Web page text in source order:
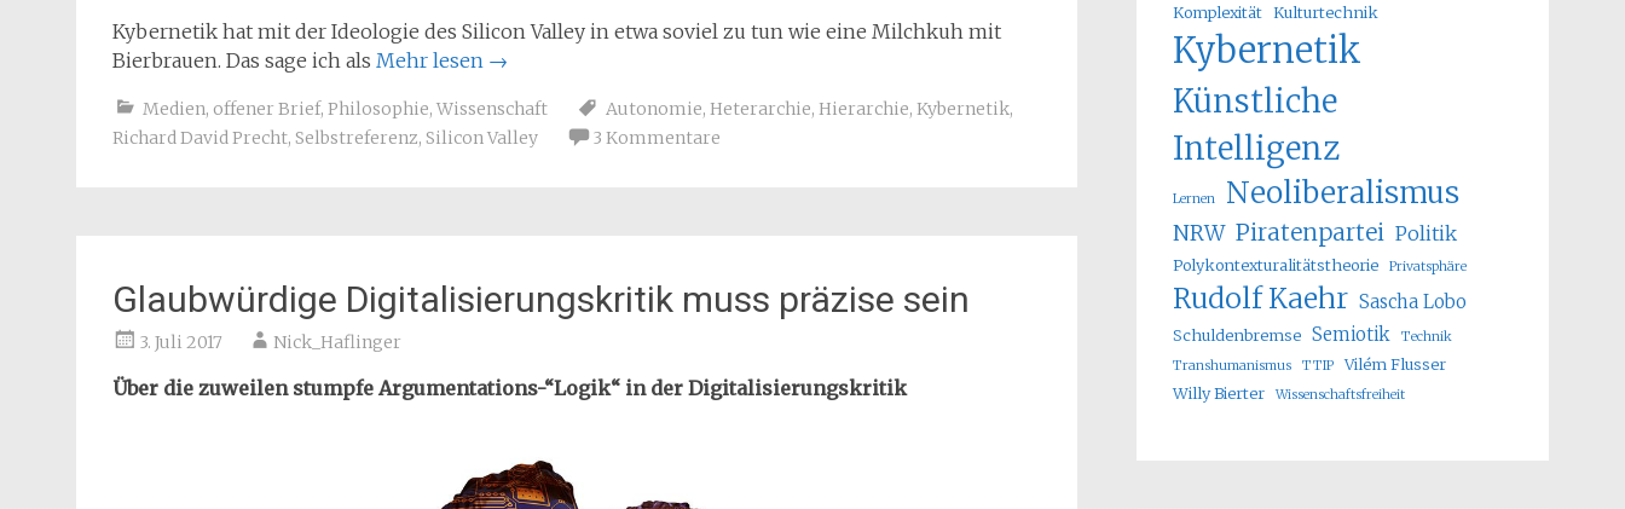
Kybernetik hat mit der Ideologie des Silicon Valley in etwa soviel zu tun wie eine Milchkuh mit
Bierbrauen. Das sage ich als Mehr lesen →
Medien, offener Brief, Philosophie, Wissenschaft Autonomie, Heterarchie, Hierarchie, Kybernetik,
Richard David Precht, Selbstreferenz, Silicon Valley 3 Kommentare
Glaubwürdige Digitalisierungskritik muss präzise sein
3. Juli 2017 Nick_Haflinger
Über die zuweilen stumpfe Argumentations-“Logik“ in der Digitalisierungskritik
Komplexität Kulturtechnik
Kybernetik
Künstliche
Intelligenz
Lernen Neoliberalismus
NRW Piratenpartei Politik
Polykontexturalitätstheorie Privatsphäre
Rudolf Kaehr Sascha Lobo
Schuldenbremse Semiotik
Technik
Transhumanismus
TTIP
Vilém Flusser
Willy Bierter
Wissenschaftsfreiheit